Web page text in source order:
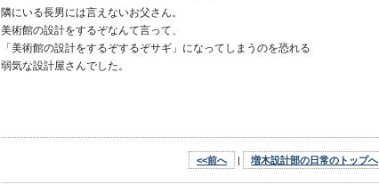
隣にいる長男には言えないお父さん。
美術館の設計をするぞなんて言って、
「美術館の設計をするぞするぞサギ」になってしまうのを恐れる
弱気な設計屋さんでした。
<<前へ | 増木設計部の日常のトップへ